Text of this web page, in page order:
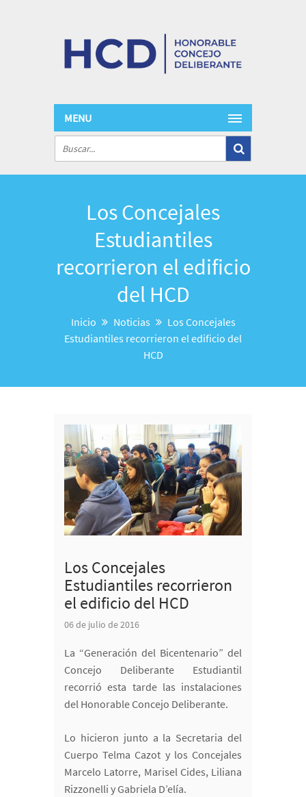
MENU
Los Concejales
Estudiantiles
recorrieron el edificio
del HCD
Inicio Noticias
Los Concejales
Estudiantiles recorrieron el edificio del
HCD
Los Concejales
Estudiantiles recorrieron
el edificio del HCD
06 de julio de 2016
La “Generación del Bicentenario” del
Concejo Deliberante Estudiantil
recorrió esta tarde las instalaciones
del Honorable Concejo Deliberante.
Lo hicieron junto a la Secretaria del
Cuerpo Telma Cazot y los Concejales
Marcelo Latorre, Marisel Cides, Liliana
Rizzonelli y Gabriela D’elía.